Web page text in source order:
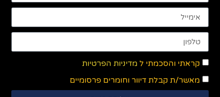
קראתי והסכמתי ל מדיניות הפרטיות
מאשר/ת קבלת דיוור וחומרים פרסומיים